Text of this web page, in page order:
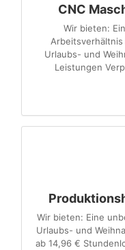
CNC
Wir bieten:
Urlaubs- und
Leistungen
Wir bieten: Eine
Urlaubs- und
ab 14,96 €